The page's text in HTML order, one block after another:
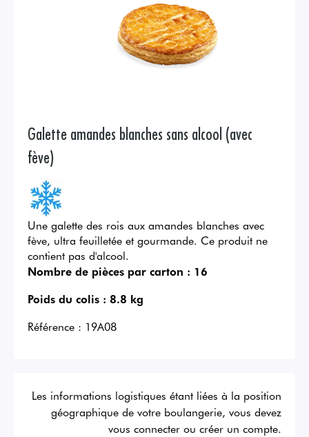
Galette amandes blanches sans alcool (avec
fève)
Une galette des rois aux amandes blanches avec
fève, ultra feuilletée et gourmande. Ce produit ne
contient pas d'alcool.
Nombre de pièces par carton : 16
Poids du colis : 8.8 kg
Référence : 19A08
Les informations logistiques étant liées à la position
géographique de votre boulangerie, vous devez
vous connecter ou créer un compte.